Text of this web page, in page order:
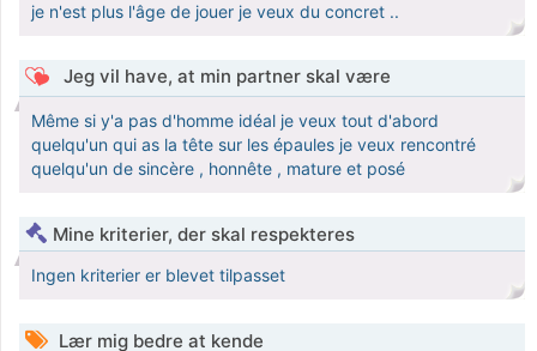
je n'est plus l'âge de jouer je veux du concret ..
Jeg vil have, at min partner skal være
Même si y'a pas d'homme idéal je veux tout d'abord
quelqu'un qui as la tête sur les épaules je veux rencontré
quelqu'un de sincère , honnête , mature et posé
Mine kriterier, der skal respekteres
Ingen kriterier er blevet tilpasset
Lær mig bedre at kende